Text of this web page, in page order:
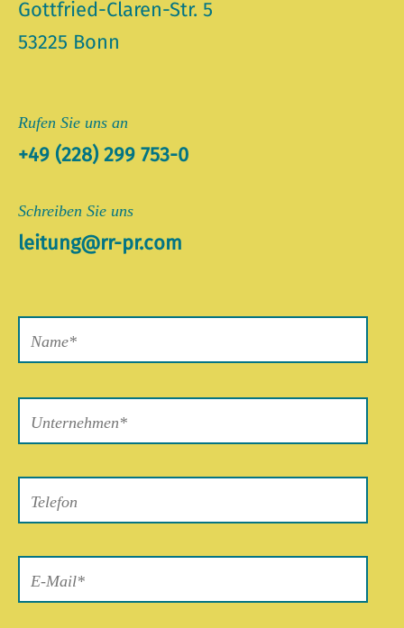
Gottfried-Claren-Str. 5
53225 Bonn
Rufen Sie uns an
+49 (228) 299 753-0
Schreiben Sie uns
leitung@rr-pr.com
lasse
dieses
Feld
leer.